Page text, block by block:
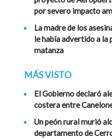
por severo impacto
La madre de los
le había advertido a la
matanza
MÁS VISTO
El Gobierno declaró
costera entre
Un peón rural murió
departamento de